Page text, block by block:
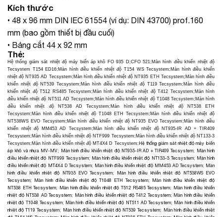
Kích thước
• 48 x 96 mm DIN IEC 61554 (ví dụ: DIN 43700) prof.160
mm (bao gồm thiết bị đầu cuối)
• Bảng cắt 44 x 92 mm
Thẻ:
Hệ thống giám sát nhiệt độ máy biến áp khô FO 935 D;CFO 521; Màn hình điều khiển nhiệt độ
Tecsystem T154 ED16; Màn hình điều khiển nhiệt độ T154 WS Tecsystem; Màn hình điều khiển
nhiệt độ NT935 AD Tecsystem; Màn hình điều khiển nhiệt độ NT935 ETH Tecsystem; Màn hình điều
khiển nhiệt độ NT539 Tecsystem; Màn hình điều khiển nhiệt độ T119 Tecsystem; Màn hình điều
khiển nhiệt độ T512 RS485 Tecsystem; Màn hình điều khiển nhiệt độ T412 Tecsystem; Màn hình
điều khiển nhiệt độ NT511 AD Tecsystem; Màn hình điều khiển nhiệt độ T1048 Tecsystem; Màn hình
điều khiển nhiệt độ NT538 AD Tecsystem; Màn hình điều khiển nhiệt độ NT538 ETH
Tecsystem; Màn hình điều khiển nhiệt độ T1048 ETH Tecsystem; Màn hình điều khiển nhiệt độ
NT538WS EVO Tecsystem; Màn hình điều khiển nhiệt độ NT935 EVO Tecsystem; Màn hình điều
khiển nhiệt độ MM453 AD Tecsystem; Màn hình điều khiển nhiệt độ NT935-IR AD + TIR409
Tecsystem; Màn hình điều khiển nhiệt độ NTF999 Tecsystem; Màn hình điều khiển nhiệt độ NT133-3
Tecsystem; Màn hình điều khiển nhiệt độ MT4X4 D Tecsystem; Hệ thống giám sát nhiệt độ máy biến
áp khô và nhựa MV-MV; Màn hình điều khiển nhiệt độ NT935-IR AD + TIR409 Tecsystem; Màn hình
điều khiển nhiệt độ NTF999 Tecsystem; Màn hình điều khiển nhiệt độ NT133-3 Tecsystem; Màn hình
điều khiển nhiệt độ MT4X4 D Tecsystem; Màn hình điều khiển nhiệt độ MM453 AD Tecsystem; Màn
hình điều khiển nhiệt độ NT935 EVO Tecsystem;
Màn hình điều khiển nhiệt độ NT538WS EVO
Tecsystem; Màn hình điều khiển nhiệt độ T1048 ETH Tecsystem;
Màn hình điều khiển nhiệt độ
NT538 ETH Tecsystem; Màn hình điều khiển nhiệt độ T512 RS485 Tecsystem; Màn hình điều khiển
nhiệt độ NT538 AD Tecsystem; Màn hình điều khiển nhiệt độ T412 Tecsystem; Màn hình điều khiển
nhiệt độ T1048 Tecsystem; Màn hình điều khiển nhiệt độ NT511 AD Tecsystem; Màn hình điều khiển
nhiệt độ T119 Tecsystem; Màn hình điều khiển nhiệt độ NT539 Tecsystem; Màn hình điều khiển nhiệt